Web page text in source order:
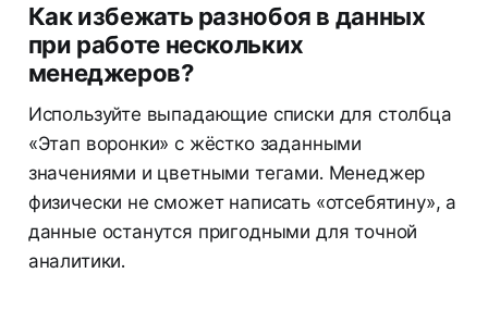
Как избежать разнобоя в данных
при работе нескольких
менеджеров?
Используйте выпадающие списки для столбца
«Этап воронки» с жёстко заданными
значениями и цветными тегами. Менеджер
физически не сможет написать «отсебятину», а
данные останутся пригодными для точной
аналитики.